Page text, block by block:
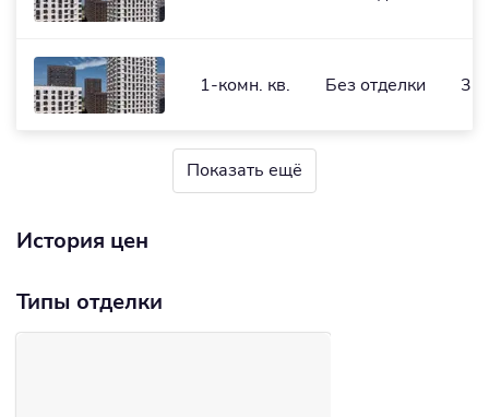
1-комн. кв. Без отделки
Показать ещё
История цен
Типы отделки